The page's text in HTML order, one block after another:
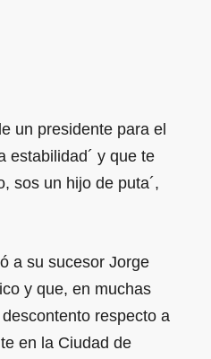
un presidente para el
estabilidad´ y que te
sos un hijo de puta´,
a su sucesor Jorge
y que, en muchas
respecto a
en la Ciudad de